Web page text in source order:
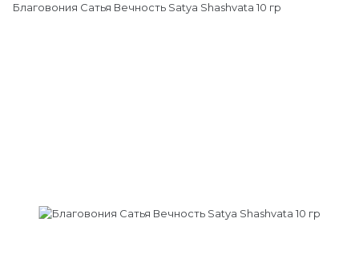
Благовония Сатья Вечность Satya Shashvata 10 гр